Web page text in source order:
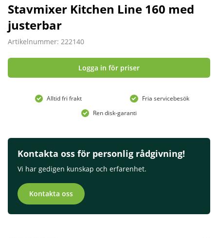
Stavmixer Kitchen Line 160 med
justerbar
Artikelnummer: 222140
Logga in för priser
Alltid fri frakt
Fria servicebesök
Ren disk-garanti
Kontakta oss för personlig rådgivning!
Vi har gedigen kunskap och erfarenhet.
Kontakta oss